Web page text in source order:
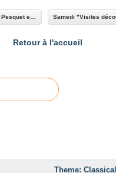
Retour à l'accueil
Theme: